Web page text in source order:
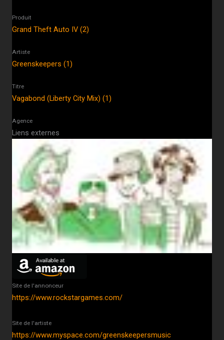
Produit
Grand Theft Auto IV (2)
Artiste
Greenskeepers (1)
Titre
Vagabond (Liberty City Mix) (1)
Agence
Liens externes
Site de l'annonceur
https://www.rockstargames.com/
Site de l'artiste
https://www.myspace.com/greenskeepersmusic